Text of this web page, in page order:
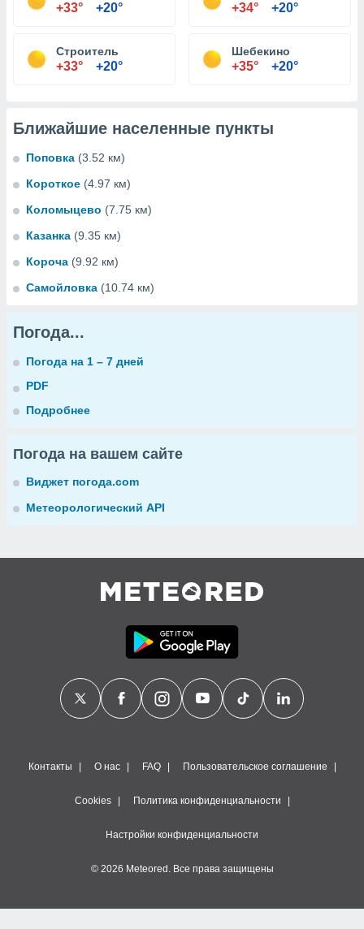
+33° +20° +34° +20°
Строитель
+33° +20°
Шебекино
+35° +20°
Ближайшие населенные пункты
Поповка (3.52 км)
Короткое (4.97 км)
Коломыцево (7.75 км)
Казанка (9.35 км)
Короча (9.92 км)
Самойловка (10.74 км)
Погода...
Погода на 1 – 7 дней
PDF
Подробнее
Погода на вашем сайте
Виджет погода.com
Метеорологический API
Контакты О нас FAQ Пользовательское соглашение
Cookies Политика конфиденциальности
Настройки конфиденциальности
© 2026 Meteored. Все права защищены